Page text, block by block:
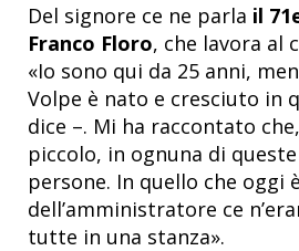
Del signore ce ne parla il
Franco Floro, che lavora al
«Io sono qui da 25 anni,
Volpe è nato e cresciuto in
dice –. Mi ha raccontato
piccolo, in ognuna di
persone. In quello che oggi
dell’amministratore ce
tutte in una stanza».